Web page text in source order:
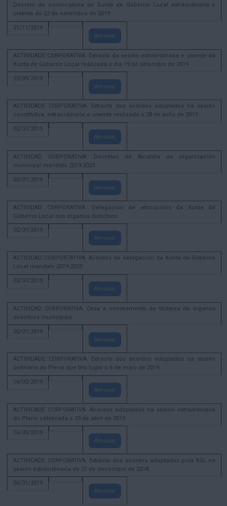
Decreto de convocatoria de Xunta de Goberno Local extraordinaria e
urxente do 22 de novembro de 2019
21/11/2019
Amosar
ACTIVIDADE CORPORATIVA. Extracto da sesión extraordinaria e urxente da
Xunta de Goberno Local realizada o día 19 de setembro de 2019
23/09/2019
Amosar
ACTIVIDADE CORPORATIVA. Extracto dos acordos adoptados na sesión
constitutiva, extraordinaria e urxente realizada o 28 de xuño de 2019
02/07/2019
Amosar
ACTIVIDAD CORPORATIVA. Decretos de Alcaldía de organización
municipal mandato 2019-2023.
02/07/2019
Amosar
ACTIVIDAD CORPORATIVA. Delegación de atricucións da Xunta de
Goberno Local nos órganos directivos.
02/07/2019
Amosar
ACTIVIDAD CORPORTATIVA. Acordos de delegación da Xunta de Goberno
Local mandato 2019-2023
02/07/2019
Amosar
ACTIVIDAD CORPORATIVA. Cese e nomeamento de titulares de órganos
directivos municipais.
02/07/2019
Amosar
ACTIVIDADE CORPORATIVA. Extracto dos acordos adoptados na sesión
ordinaria do Pleno que tivo lugar o 6 de maio de 2019.
16/05/2019
Amosar
ACTIVIDADE CORPORATIVA. Acordos adoptados na sesión extraordinaria
do Pleno celebrada o 29 de abril de 2019
16/05/2019
Amosar
ACTIVIDADE CORPORATIVA. Extracto dos acordos adoptados pola XGL na
sesión extraordinaria de 21 de decembro de 2018.
05/01/2019
Amosar